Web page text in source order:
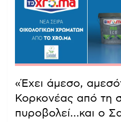
«Έχει άμεσο,
Κορκονέας από τη
πυροβολεί…και ο